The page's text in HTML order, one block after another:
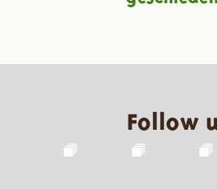
Follow